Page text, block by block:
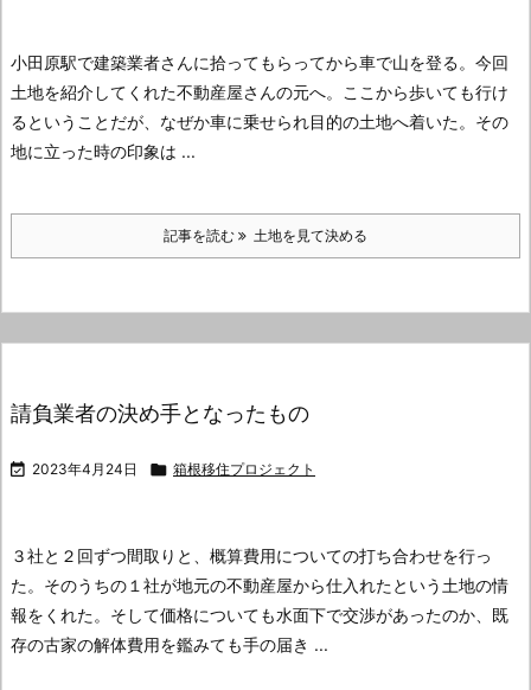
小田原駅で建築業者さんに拾ってもらってから車で山を登る。 今回
土地を紹介してくれた不動産屋さんの元へ。
ここから歩いても行け
るということだが、なぜか車に乗せられ目的の土地へ着いた。 その
地に立った時の印象は ...
記事を読む 土地を見て決める
請負業者の決め手となったもの
 2023年4月24日  箱根移住プロジェクト
３社と２回ずつ間取りと、概算費用についての打ち合わせを行っ
た。 そのうちの１社が地元の不動産屋から仕入れたという土地の情
報をくれた。 そして価格についても水面下で交渉があったのか、既
存の古家の解体費用を鑑みても手の届き ...